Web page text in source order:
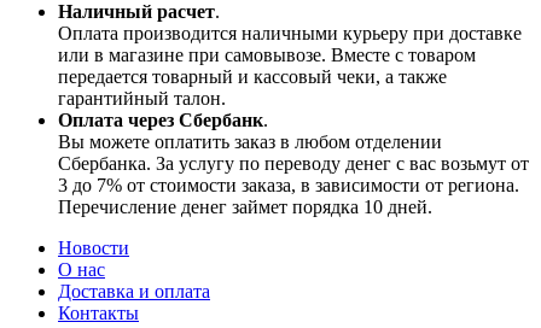
Наличный расчет.
Оплата производится наличными курьеру при доставке
или в магазине при самовывозе. Вместе с товаром
передается товарный и кассовый чеки, а также
гарантийный талон.
Оплата через Сбербанк.
Вы можете оплатить заказ в любом отделении
Сбербанка. За услугу по переводу денег с вас возьмут от
3 до 7% от стоимости заказа, в зависимости от региона.
Перечисление денег займет порядка 10 дней.
Новости
О нас
Доставка и оплата
Контакты